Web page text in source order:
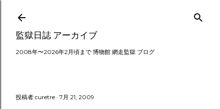
スキップしてメイン コンテンツに移動
監獄日誌 アーカイブ
2008年〜2026年2月頃まで 博物館 網走監獄 ブログ
投稿者 curetre 7月 21, 2009